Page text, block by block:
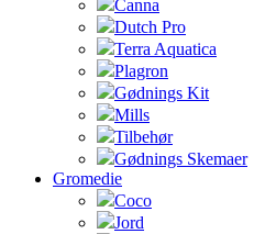
Canna
Dutch Pro
Terra Aquatica
Plagron
Gødnings Kit
Mills
Tilbehør
Gødnings Skemaer
Gromedie
Coco
Jord